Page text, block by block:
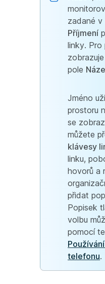
zadané v
Příjmení
linky. Pro
pole
Jméno
prostoru
se
můžete
klávesy
linku,
hovorů a
přidat
Popisek
volbu
pomocí
telefonu.